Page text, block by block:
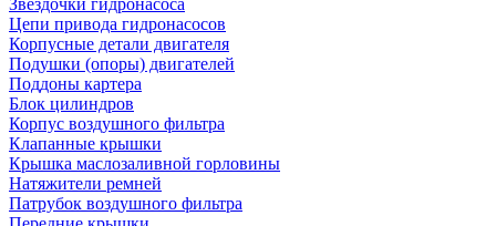
Звездочки гидронасоса
Цепи привода гидронасосов
Корпусные детали двигателя
Подушки (опоры) двигателей
Поддоны картера
Блок цилиндров
Корпус воздушного фильтра
Клапанные крышки
Крышка маслозаливной горловины
Натяжители ремней
Патрубок воздушного фильтра